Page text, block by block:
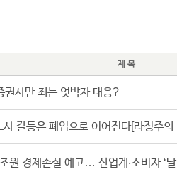
제 목
사만 죄는 엇박자 대응?
갈등은 폐업으로 이어진다[라정주의
원 경제손실 예고… 산업계‧소비자 ‘날